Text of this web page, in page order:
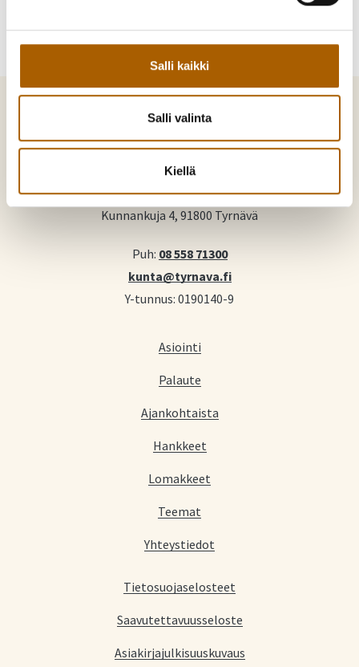
Salli kaikki
Salli valinta
Kiellä
Tyrnävä. Mukavamman arjen kotikunta
Kunnankuja 4, 91800 Tyrnävä
Puh: 08 558 71300
kunta@tyrnava.fi
Y-tunnus: 0190140-9
Asiointi
Palaute
Ajankohtaista
Hankkeet
Lomakkeet
Teemat
Yhteystiedot
Tietosuojaselosteet
Saavutettavuusseloste
Asiakirjajulkisuuskuvaus